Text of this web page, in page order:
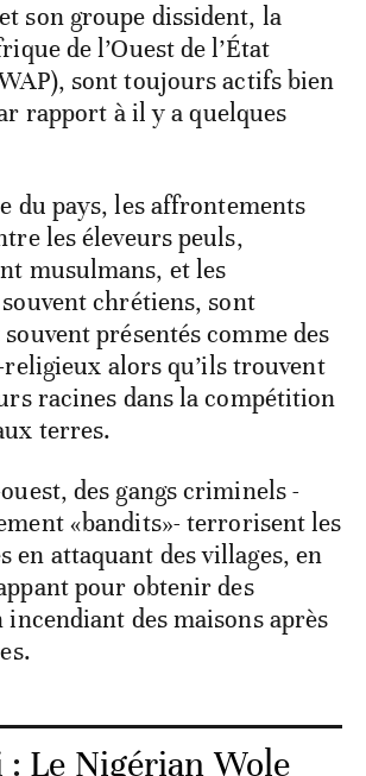
son groupe dissident, la
de l’Ouest de l’État
sont toujours actifs bien
rapport à il y a quelques
du pays, les affrontements
les éleveurs peuls,
musulmans, et les
chrétiens, sont
présentés comme des
alors qu’ils trouvent
racines dans la compétition
terres.
des gangs criminels -
«bandits»- terrorisent les
en attaquant des villages, en
pour obtenir des
incendiant des maisons après
: Le Nigérian Wole